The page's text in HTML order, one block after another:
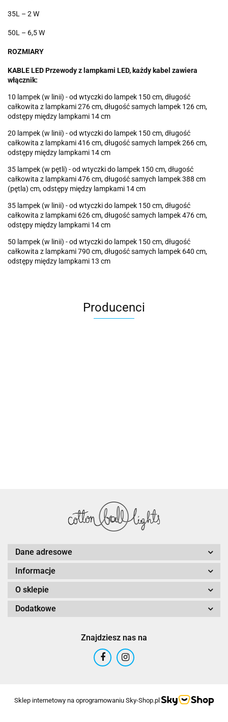
35L – 2 W
50L – 6,5 W
ROZMIARY
KABLE LED Przewody z lampkami LED, każdy kabel zawiera
włącznik:
10 lampek (w linii) - od wtyczki do lampek 150 cm, długość
całkowita z lampkami 276 cm, długość samych lampek 126 cm,
odstępy między lampkami 14 cm
20 lampek (w linii) - od wtyczki do lampek 150 cm, długość
całkowita z lampkami 416 cm, długość samych lampek 266 cm,
odstępy między lampkami 14 cm
35 lampek (w pętli) - od wtyczki do lampek 150 cm, długość
całkowita z lampkami 476 cm, długość samych lampek 388 cm
(pętla) cm, odstępy między lampkami 14 cm
35 lampek (w linii) - od wtyczki do lampek 150 cm, długość
całkowita z lampkami 626 cm, długość samych lampek 476 cm,
odstępy między lampkami 14 cm
50 lampek (w linii) - od wtyczki do lampek 150 cm, długość
całkowita z lampkami 790 cm, długość samych lampek 640 cm,
odstępy między lampkami 13 cm
Producenci
Dane adresowe
Informacje
O sklepie
Dodatkowe
Znajdziesz nas na
Sklep internetowy na oprogramowaniu Sky-Shop.pl